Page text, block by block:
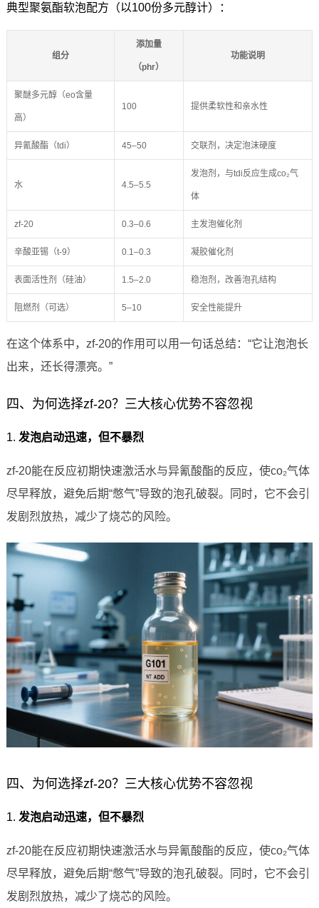
典型聚氨酯软泡配方（以100份多元醇计）：
组分
添加量
（phr）
功能说明
聚醚多元醇（eo含量
高）
100 提供柔软性和亲水性
异氰酸酯（tdi） 45–50 交联剂，决定泡沫硬度
水 4.5–5.5
发泡剂，与tdi反应生成co₂气
体
zf-20 0.3–0.6 主发泡催化剂
辛酸亚锡（t-9） 0.1–0.3 凝胶催化剂
表面活性剂（硅油） 1.5–2.0 稳泡剂，改善泡孔结构
阻燃剂（可选） 5–10 安全性能提升
在这个体系中，zf-20的作用可以用一句话总结：“它让泡泡长
出来，还长得漂亮。”
四、为何选择zf-20？三大核心优势不容忽视
1. 发泡启动迅速，但不暴烈
zf-20能在反应初期快速激活水与异氰酸酯的反应，使co₂气体
尽早释放，避免后期“憋气”导致的泡孔破裂。同时，它不会引
发剧烈放热，减少了烧芯的风险。
四、为何选择zf-20？三大核心优势不容忽视
1. 发泡启动迅速，但不暴烈
zf-20能在反应初期快速激活水与异氰酸酯的反应，使co₂气体
尽早释放，避免后期“憋气”导致的泡孔破裂。同时，它不会引
发剧烈放热，减少了烧芯的风险。